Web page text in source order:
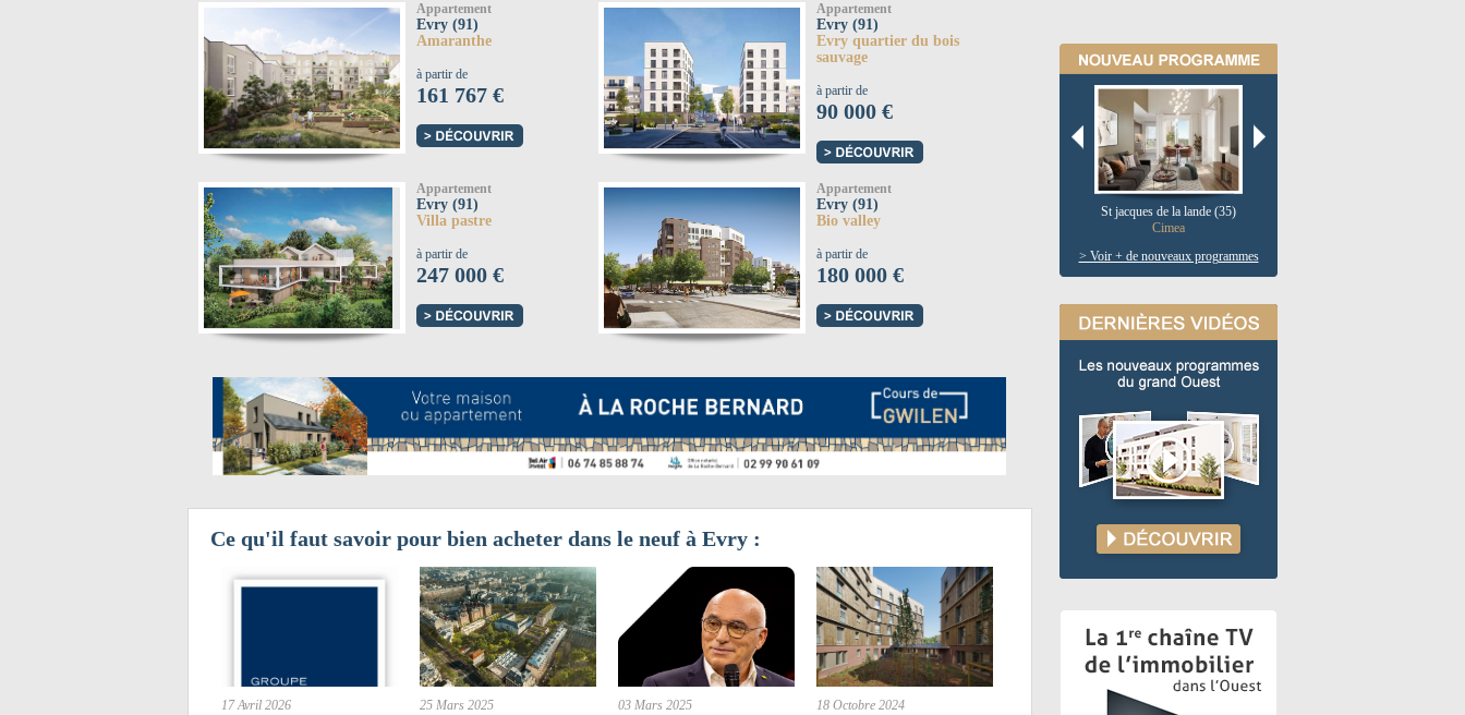
Appartement
Evry (91)
Amaranthe
à partir de
161 767 €
Appartement
Evry (91)
Evry quartier du bois
sauvage
à partir de
90 000 €
Appartement
Evry (91)
Villa pastre
à partir de
247 000 €
Appartement
Evry (91)
Bio valley
à partir de
180 000 €
Ce qu'il faut savoir pour bien acheter dans le neuf à Evry :
17 Avril 2026
25 Mars 2025
03 Mars 2025
18 Octobre 2024
St jacques de la lande (35)
Cimea
> Voir + de nouveaux programmes